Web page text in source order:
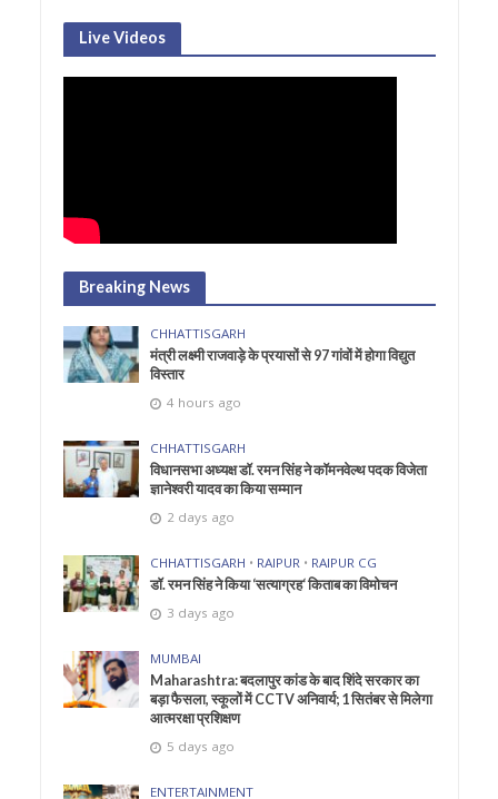
Live Videos
Breaking News
CHHATTISGARH
मंत्री लक्ष्मी राजवाड़े के प्रयासों से 97 गांवों में होगा विद्युत
विस्तार
4 hours ago
CHHATTISGARH
विधानसभा अध्यक्ष डॉ. रमन सिंह ने कॉमनवेल्थ पदक विजेता
ज्ञानेश्वरी यादव का किया सम्मान
2 days ago
CHHATTISGARH • RAIPUR • RAIPUR CG
डॉ. रमन सिंह ने किया ‘सत्याग्रह‘ किताब का विमोचन
3 days ago
MUMBAI
Maharashtra: बदलापुर कांड के बाद शिंदे सरकार का
बड़ा फैसला, स्कूलों में CCTV अनिवार्य; 1 सितंबर से मिलेगा
आत्मरक्षा प्रशिक्षण
5 days ago
ENTERTAINMENT